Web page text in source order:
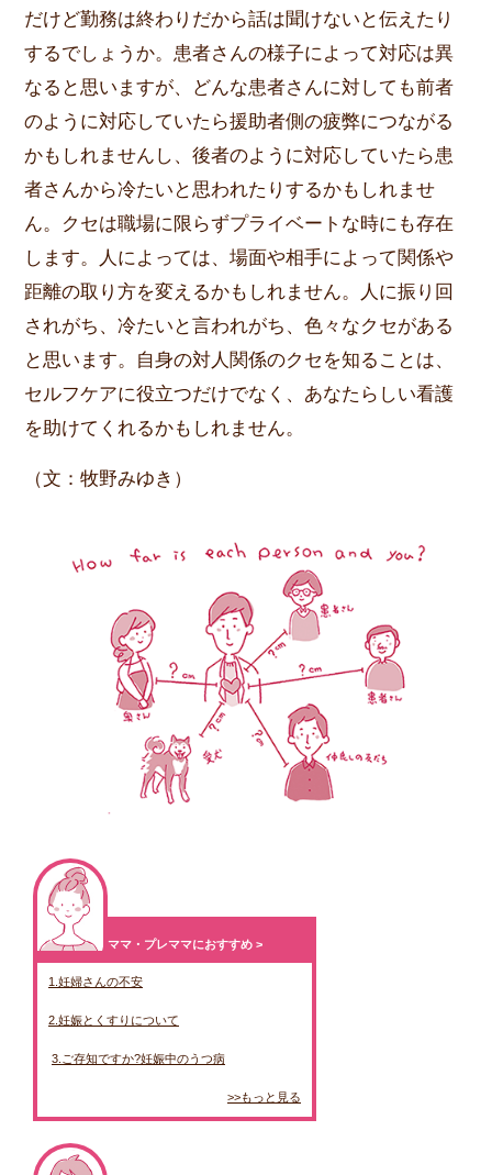
だけど勤務は終わりだから話は聞けないと伝えたり
するでしょうか。患者さんの様子によって対応は異
なると思いますが、どんな患者さんに対しても前者
のように対応していたら援助者側の疲弊につながる
かもしれませんし、後者のように対応していたら患
者さんから冷たいと思われたりするかもしれませ
ん。クセは職場に限らずプライベートな時にも存在
します。人によっては、場面や相手によって関係や
距離の取り方を変えるかもしれません。人に振り回
されがち、冷たいと言われがち、色々なクセがある
と思います。自身の対人関係のクセを知ることは、
セルフケアに役立つだけでなく、あなたらしい看護
を助けてくれるかもしれません。
（文：牧野みゆき）
ママ・プレママにおすすめ >
1.妊婦さんの不安
2.妊娠とくすりについて
3.ご存知ですか?妊娠中のうつ病
>>もっと見る